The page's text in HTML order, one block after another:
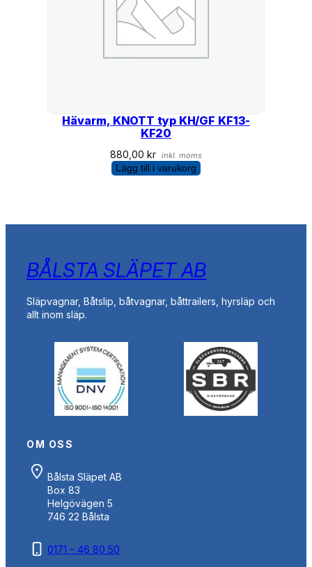
Hävarm, KNOTT typ KH/GF KF13-
KF20
880,00 kr inkl. moms
Lägg till i varukorg
BÅLSTA SLÄPET AB
Släpvagnar, Båtslip, båtvagnar, båttrailers, hyrsläp och
allt inom släp.
OM OSS
Bålsta Släpet AB
Box 83
Helgövägen 5
746 22 Bålsta
0171 – 46 80 50